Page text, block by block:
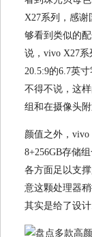
X27系列，感
够看到类似的
说，vivo X27系
20.5:9的6.7英
不得不说，这
组和在摄像头
颜值之外，vivo
8+256GB存储
各方面足以支
意这颗处理器
其实是给了设计